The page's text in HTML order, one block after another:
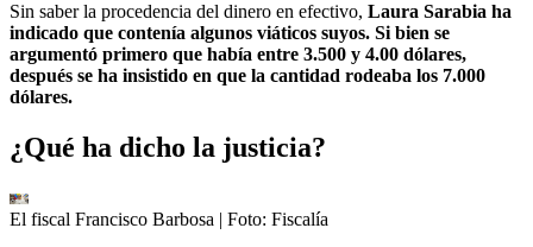
Sin saber la procedencia del dinero en efectivo, Laura Sarabia ha
indicado que contenía algunos viáticos suyos. Si bien se
argumentó primero que había entre 3.500 y 4.00 dólares,
después se ha insistido en que la cantidad rodeaba los 7.000
dólares.
¿Qué ha dicho la justicia?
El fiscal Francisco Barbosa | Foto: Fiscalía